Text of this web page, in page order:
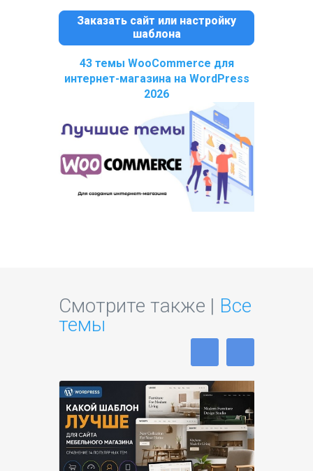
Заказать сайт или настройку
шаблона
43 темы WooCommerce для
интернет-магазина на WordPress
2026
Смотрите также | Все
темы